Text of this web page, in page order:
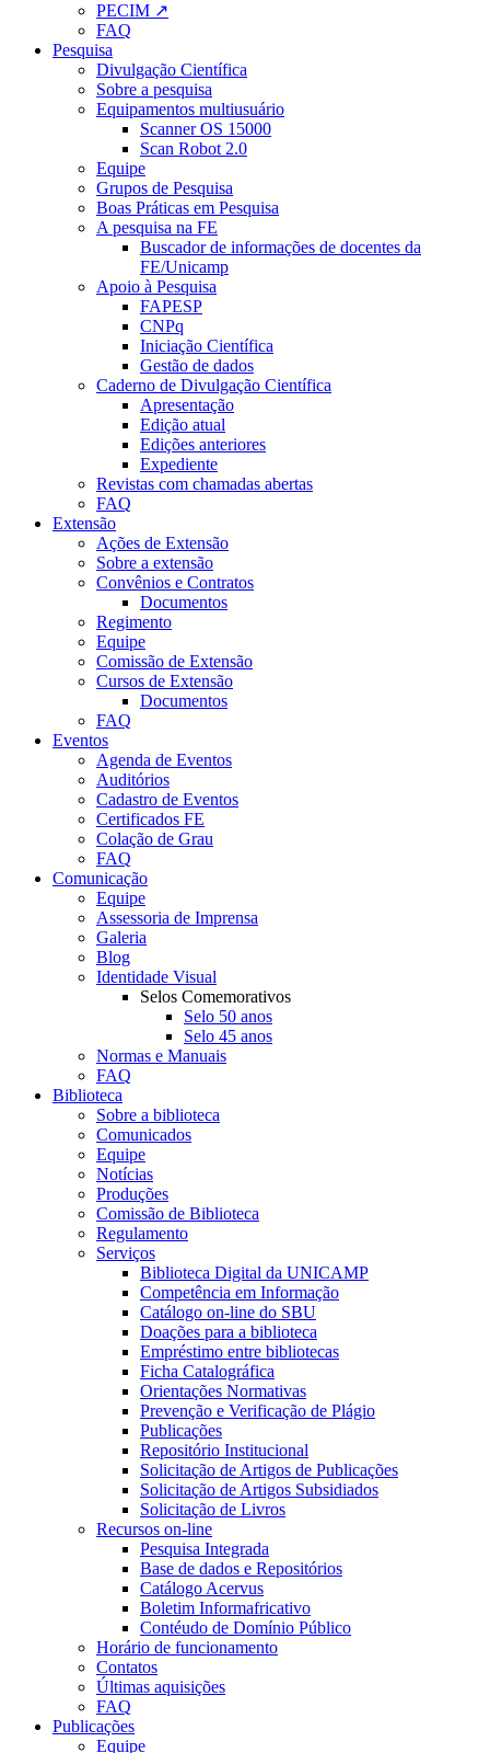
PECIM ↗
FAQ
Pesquisa
Divulgação Científica
Sobre a pesquisa
Equipamentos multiusuário
Scanner OS 15000
Scan Robot 2.0
Equipe
Grupos de Pesquisa
Boas Práticas em Pesquisa
A pesquisa na FE
Buscador de informações de docentes da
FE/Unicamp
Apoio à Pesquisa
FAPESP
CNPq
Iniciação Científica
Gestão de dados
Caderno de Divulgação Científica
Apresentação
Edição atual
Edições anteriores
Expediente
Revistas com chamadas abertas
FAQ
Extensão
Ações de Extensão
Sobre a extensão
Convênios e Contratos
Documentos
Regimento
Equipe
Comissão de Extensão
Cursos de Extensão
Documentos
FAQ
Eventos
Agenda de Eventos
Auditórios
Cadastro de Eventos
Certificados FE
Colação de Grau
FAQ
Comunicação
Equipe
Assessoria de Imprensa
Galeria
Blog
Identidade Visual
Selos Comemorativos
Selo 50 anos
Selo 45 anos
Normas e Manuais
FAQ
Biblioteca
Sobre a biblioteca
Comunicados
Equipe
Notícias
Produções
Comissão de Biblioteca
Regulamento
Serviços
Biblioteca Digital da UNICAMP
Competência em Informação
Catálogo on-line do SBU
Doações para a biblioteca
Empréstimo entre bibliotecas
Ficha Catalográfica
Orientações Normativas
Prevenção e Verificação de Plágio
Publicações
Repositório Institucional
Solicitação de Artigos de Publicações
Solicitação de Artigos Subsidiados
Solicitação de Livros
Recursos on-line
Pesquisa Integrada
Base de dados e Repositórios
Catálogo Acervus
Boletim Informafricativo
Contéudo de Domínio Público
Horário de funcionamento
Contatos
Últimas aquisições
FAQ
Publicações
Equipe